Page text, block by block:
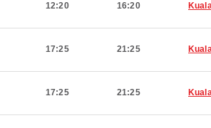
12:20 16:20
17:25 21:25
17:25 21:25